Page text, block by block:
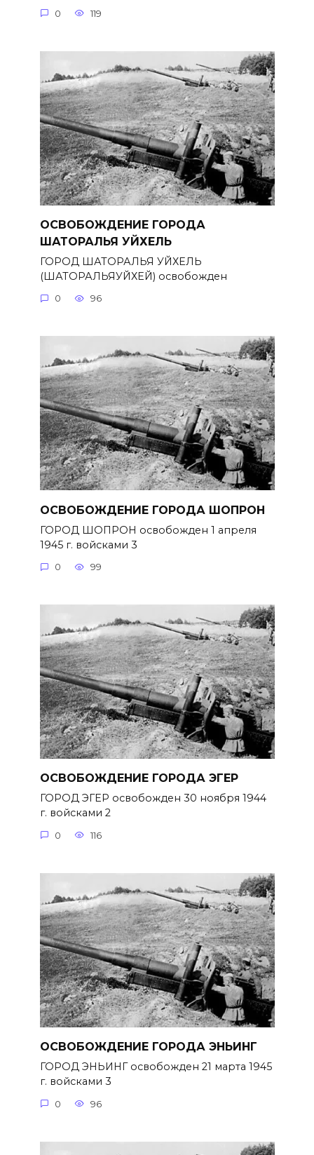
0 119
ОСВОБОЖДЕНИЕ ГОРОДА
ШАТОРАЛЬЯ УЙХЕЛЬ
ГОРОД ШАТОРАЛЬЯ УЙХЕЛЬ
(ШАТОРАЛЬЯУЙХЕЙ) освобожден
0 96
ОСВОБОЖДЕНИЕ ГОРОДА ШОПРОН
ГОРОД ШОПРОН освобожден 1 апреля
1945 г. войсками 3
0 99
ОСВОБОЖДЕНИЕ ГОРОДА ЭГЕР
ГОРОД ЭГЕР освобожден 30 ноября 1944
г. войсками 2
0 116
ОСВОБОЖДЕНИЕ ГОРОДА ЭНЬИНГ
ГОРОД ЭНЬИНГ освобожден 21 марта 1945
г. войсками 3
0 96